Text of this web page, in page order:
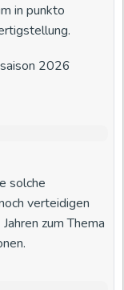
in punkto
2026
solche
verteidigen
zum Thema